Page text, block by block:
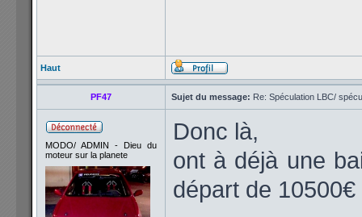
Haut
PF47 Sujet du message: Re: Spéculation LBC/
MODO/ ADMIN - Dieu du
moteur sur la planete
Donc là,
ont à déjà une
départ de 10500€